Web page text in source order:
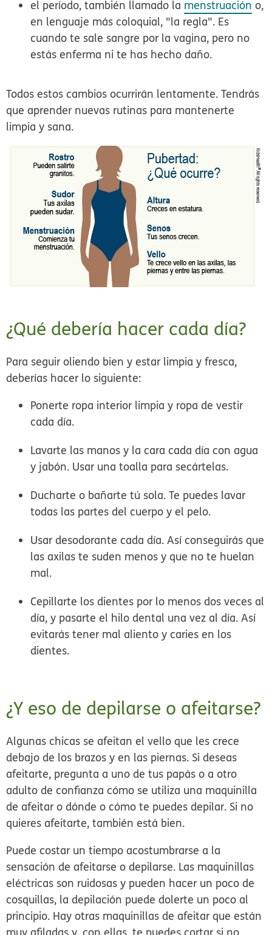
el período, también llamado la menstruación o,
en lenguaje más coloquial, "la regla". Es
cuando te sale sangre por la vagina, pero no
estás enferma ni te has hecho daño.
Todos estos cambios ocurrirán lentamente. Tendrás
que aprender nuevas rutinas para mantenerte
limpia y sana.
¿Qué debería hacer cada día?
Para seguir oliendo bien y estar limpia y fresca,
deberías hacer lo siguiente:
Ponerte ropa interior limpia y ropa de vestir
cada día.
Lavarte las manos y la cara cada día con agua
y jabón. Usar una toalla para secártelas.
Ducharte o bañarte tú sola. Te puedes lavar
todas las partes del cuerpo y el pelo.
Usar desodorante cada día. Así conseguirás que
las axilas te suden menos y que no te huelan
mal.
Cepillarte los dientes por lo menos dos veces al
día, y pasarte el hilo dental una vez al día. Así
evitarás tener mal aliento y caries en los
dientes.
¿Y eso de depilarse o afeitarse?
Algunas chicas se afeitan el vello que les crece
debajo de los brazos y en las piernas. Si deseas
afeitarte, pregunta a uno de tus papás o a otro
adulto de confianza cómo se utiliza una maquinilla
de afeitar o dónde o cómo te puedes depilar. Si no
quieres afeitarte, también está bien.
Puede costar un tiempo acostumbrarse a la
sensación de afeitarse o depilarse. Las maquinillas
eléctricas son ruidosas y pueden hacer un poco de
cosquillas, la depilación puede dolerte un poco al
principio. Hay otras maquinillas de afeitar que están